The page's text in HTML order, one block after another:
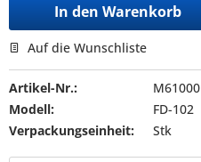
In den Warenkorb
Auf die Wunschliste
Artikel-Nr.:
M61000
Modell:
FD-102
Verpackungseinheit:
Stk